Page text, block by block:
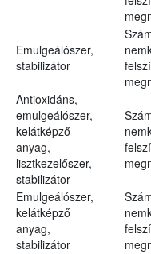
Emulgeálószer,
stabilizátor
Antioxidáns,
emulgeálószer,
kelátképző
anyag,
lisztkezelőszer,
stabilizátor
Emulgeálószer,
kelátképző
anyag,
stabilizátor